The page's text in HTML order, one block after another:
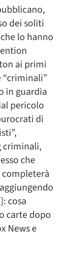
dei soliti
lo hanno
ai primi
in guardia
pericolo
di
criminali,
che
completerà
cosa
carte dopo
News e